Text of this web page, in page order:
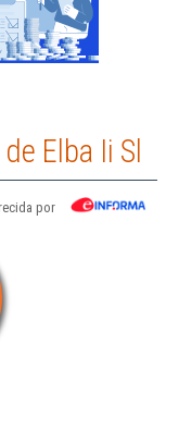
Elba Ii Sl
por